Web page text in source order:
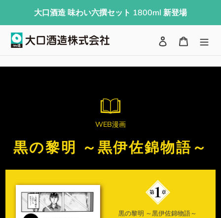
大口酒造 味わい六撰セット 1800ml 新登場
検索 ログイン
カート
WEB漫画
黒の黎明 ～黒伊佐錦物語～
黒の黎明 ～黒伊佐錦物語～